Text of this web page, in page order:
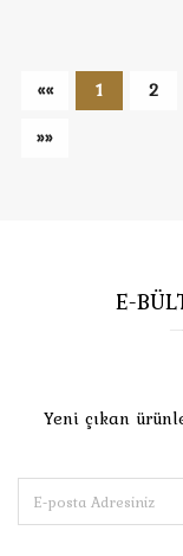
«« 1 2
»»
E-
Yeni çıkan